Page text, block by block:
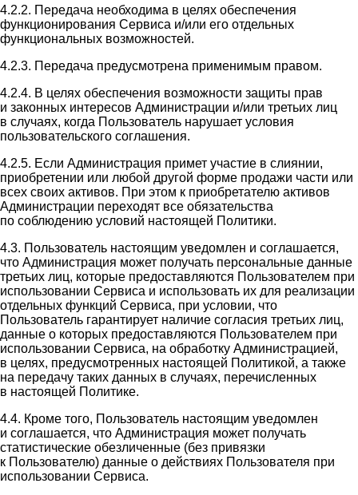
4.2.2. Передача необходима в целях обеспечения
функционирования Сервиса и/или его отдельных
функциональных возможностей.
4.2.3. Передача предусмотрена применимым правом.
4.2.4. В целях обеспечения возможности защиты прав
и законных интересов Администрации и/или третьих лиц
в случаях, когда Пользователь нарушает условия
пользовательского соглашения.
4.2.5. Если Администрация примет участие в слиянии,
приобретении или любой другой форме продажи части или
всех своих активов. При этом к приобретателю активов
Администрации переходят все обязательства
по соблюдению условий настоящей Политики.
4.3. Пользователь настоящим уведомлен и соглашается,
что Администрация может получать персональные данные
третьих лиц, которые предоставляются Пользователем при
использовании Сервиса и использовать их для реализации
отдельных функций Сервиса, при условии, что
Пользователь гарантирует наличие согласия третьих лиц,
данные о которых предоставляются Пользователем при
использовании Сервиса, на обработку Администрацией,
в целях, предусмотренных настоящей Политикой, а также
на передачу таких данных в случаях, перечисленных
в настоящей Политике.
4.4. Кроме того, Пользователь настоящим уведомлен
и соглашается, что Администрация может получать
статистические обезличенные (без привязки
к Пользователю) данные о действиях Пользователя при
использовании Сервиса.